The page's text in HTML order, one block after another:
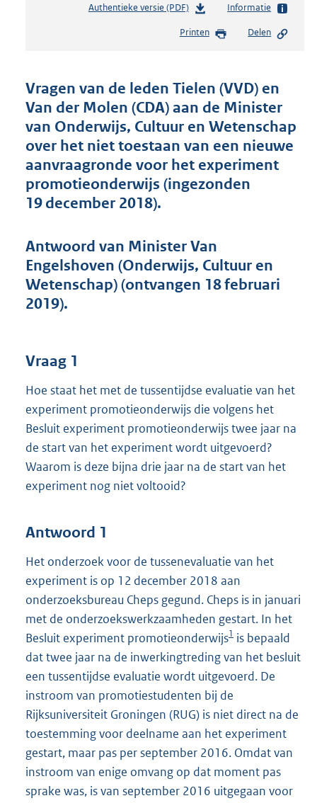
Authentieke versie (PDF)b
s
d
s
g
r
o
t
4
4
b
Informatie
Printen Delen
Vragen van de leden Tielen (VVD) en
Van der Molen (CDA) aan de Minister
van Onderwijs, Cultuur en Wetenschap
over het niet toestaan van een nieuwe
aanvraagronde voor het experiment
promotieonderwijs (ingezonden
19 december 2018).
Antwoord van Minister Van
Engelshoven (Onderwijs, Cultuur en
Wetenschap) (ontvangen 18 februari
2019).
Vraag 1
Hoe staat het met de tussentijdse evaluatie van het
experiment promotieonderwijs die volgens het
Besluit experiment promotieonderwijs twee jaar na
de start van het experiment wordt uitgevoerd?
Waarom is deze bijna drie jaar na de start van het
experiment nog niet voltooid?
Antwoord 1
Het onderzoek voor de tussenevaluatie van het
experiment is op 12 december 2018 aan
onderzoeksbureau Cheps gegund. Cheps is in januari
met de onderzoekswerkzaamheden gestart. In het
Besluit experiment promotieonderwijs1 is bepaald
dat twee jaar na de inwerkingtreding van het besluit
een tussentijdse evaluatie wordt uitgevoerd. De
instroom van promotiestudenten bij de
Rijksuniversiteit Groningen (RUG) is niet direct na de
toestemming voor deelname aan het experiment
gestart, maar pas per september 2016. Omdat van
instroom van enige omvang op dat moment pas
sprake was, is van september 2016 uitgegaan voor